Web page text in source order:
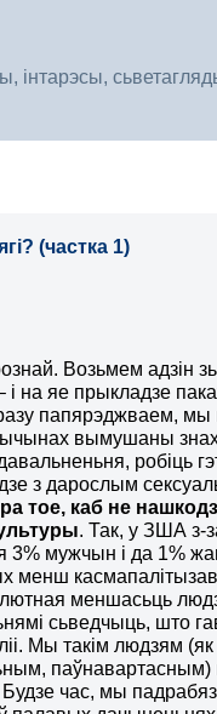
сьветагляды,
(частка 1)
Возьмем адзін
і на яе прыкладзе
папярэджваем, мы
вымушаны
робіць
з дарослым
тое, каб не
. Так, у ЗША з-
мужчын і да 1%
менш
меншасьць
сьведчыць, што
Мы такім людзям
паўнавартасным)
час, мы